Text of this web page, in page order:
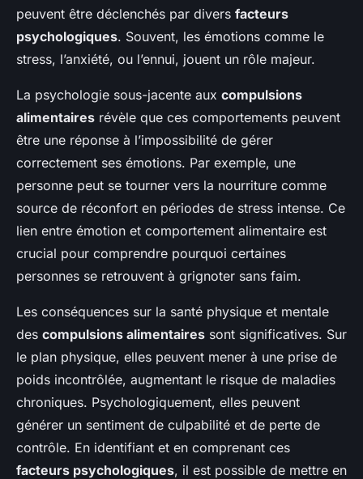
peuvent être déclenchés par divers facteurs
psychologiques. Souvent, les émotions comme le
stress, l’anxiété, ou l’ennui, jouent un rôle majeur.
La psychologie sous-jacente aux compulsions
alimentaires révèle que ces comportements peuvent
être une réponse à l’impossibilité de gérer
correctement ses émotions. Par exemple, une
personne peut se tourner vers la nourriture comme
source de réconfort en périodes de stress intense. Ce
lien entre émotion et comportement alimentaire est
crucial pour comprendre pourquoi certaines
personnes se retrouvent à grignoter sans faim.
Les conséquences sur la santé physique et mentale
des compulsions alimentaires sont significatives. Sur
le plan physique, elles peuvent mener à une prise de
poids incontrôlée, augmentant le risque de maladies
chroniques. Psychologiquement, elles peuvent
générer un sentiment de culpabilité et de perte de
contrôle. En identifiant et en comprenant ces
facteurs psychologiques, il est possible de mettre en